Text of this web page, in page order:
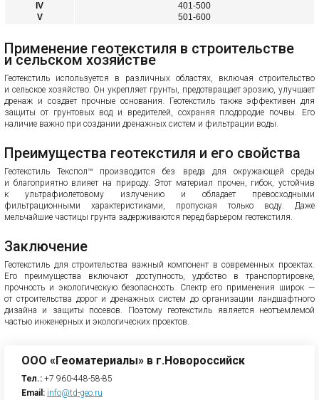
IV
V
401-500
501-600
Применение геотекстиля в строительстве
и сельском хозяйстве
Геотекстиль используется в различных областях, включая строительство
и сельское хозяйство. Он укрепляет грунты, предотвращает эрозию, улучшает
дренаж и создает прочные основания. Геотекстиль также эффективен для
защиты от грунтовых вод и вредителей, сохраняя плодородие почвы. Его
наличие важно при создании дренажных систем и фильтрации воды.
Преимущества геотекстиля и его свойства
Геотекстиль Текспол™ производится без вреда для окружающей среды
и благоприятно влияет на природу. Этот материал прочен, гибок, устойчив
к ультрафиолетовому излучению и обладает превосходными
фильтрационными характеристиками, пропуская только воду. Даже
мельчайшие частицы грунта задерживаются перед барьером геотекстиля.
Заключение
Геотекстиль для строительства важный компонент в современных проектах.
Его преимущества включают доступность, удобство в транспортировке,
прочность и экологическую безопасность. Спектр его применения широк —
от строительства дорог и дренажных систем до организации ландшафтного
дизайна и защиты посевов. Поэтому геотекстиль является неотъемлемой
частью инженерных и экологических проектов.
ООО «Геоматериалы» в г.Новороссийск
Тел.: +7 960-448-58-85
Email: info@td-geo.ru